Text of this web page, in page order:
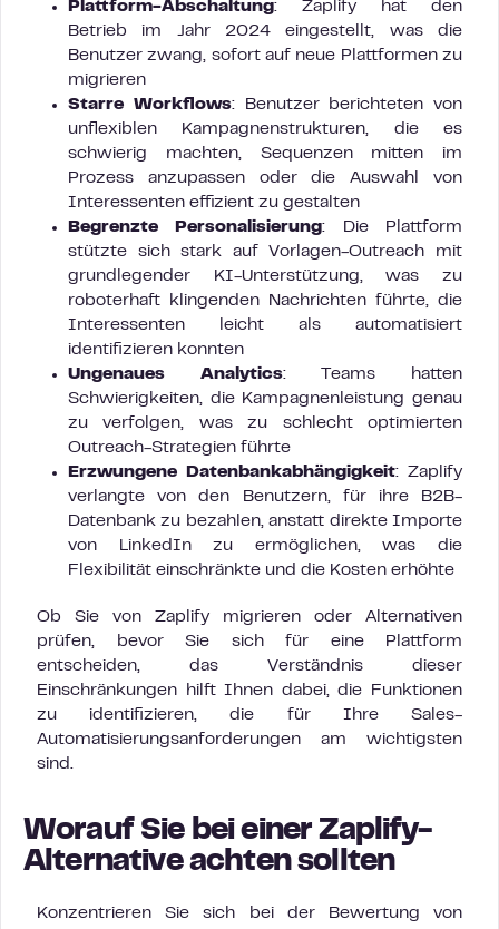
Plattform-Abschaltung: Zaplify hat den
Betrieb im Jahr 2024 eingestellt, was die
Benutzer zwang, sofort auf neue Plattformen zu
migrieren
Starre Workflows: Benutzer berichteten von
unflexiblen Kampagnenstrukturen, die es
schwierig machten, Sequenzen mitten im
Prozess anzupassen oder die Auswahl von
Interessenten effizient zu gestalten
Begrenzte Personalisierung: Die Plattform
stützte sich stark auf Vorlagen-Outreach mit
grundlegender KI-Unterstützung, was zu
roboterhaft klingenden Nachrichten führte, die
Interessenten leicht als automatisiert
identifizieren konnten
Ungenaues Analytics: Teams hatten
Schwierigkeiten, die Kampagnenleistung genau
zu verfolgen, was zu schlecht optimierten
Outreach-Strategien führte
Erzwungene Datenbankabhängigkeit: Zaplify
verlangte von den Benutzern, für ihre B2B-
Datenbank zu bezahlen, anstatt direkte Importe
von LinkedIn zu ermöglichen, was die
Flexibilität einschränkte und die Kosten erhöhte
Ob Sie von Zaplify migrieren oder Alternativen
prüfen, bevor Sie sich für eine Plattform
entscheiden, das Verständnis dieser
Einschränkungen hilft Ihnen dabei, die Funktionen
zu identifizieren, die für Ihre Sales-
Automatisierungsanforderungen am wichtigsten
sind.
Worauf Sie bei einer Zaplify-
Alternative achten sollten
Konzentrieren Sie sich bei der Bewertung von